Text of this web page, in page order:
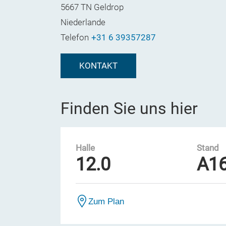
5667 TN Geldrop
Niederlande
Telefon +31 6 39357287
KONTAKT
Finden Sie uns hier
Halle
12.0
Stand
Zum Plan